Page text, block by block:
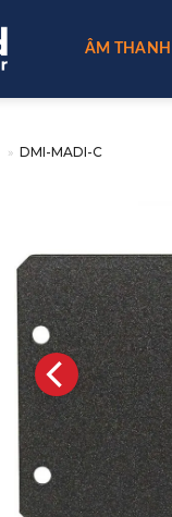
ÂM THANH
» DMI-MADI-C